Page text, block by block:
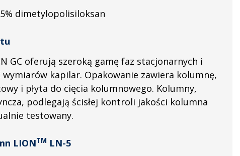
dimetylopolisi­loksan
GC oferują szeroką gamę faz stacjonarnych i
wymiarów kapilar. Opakowanie zawiera kolumnę,
i płyta do cięcia kolumnowego. Kolumny,
podlegają ścisłej kontroli jakości kolumna
testowany.
LIONTM LN-5